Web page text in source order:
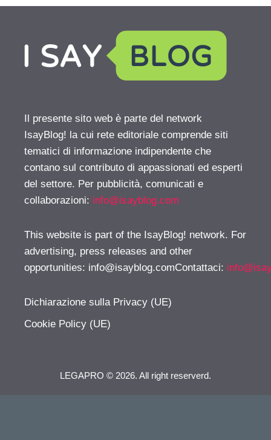
Il presente sito web è parte del network
IsayBlog! la cui rete editoriale comprende siti
tematici di informazione indipendente che
contano sul contributo di appassionati ed esperti
del settore. Per pubblicità, comunicati e
collaborazioni: info@isayblog.com
This website is part of the IsayBlog! network. For
advertising, press releases and other
opportunities: info@isayblog.comContattaci:
Dichiarazione sulla Privacy (UE)
Cookie Policy (UE)
LEGAPRO © 2026. All right reserverd.